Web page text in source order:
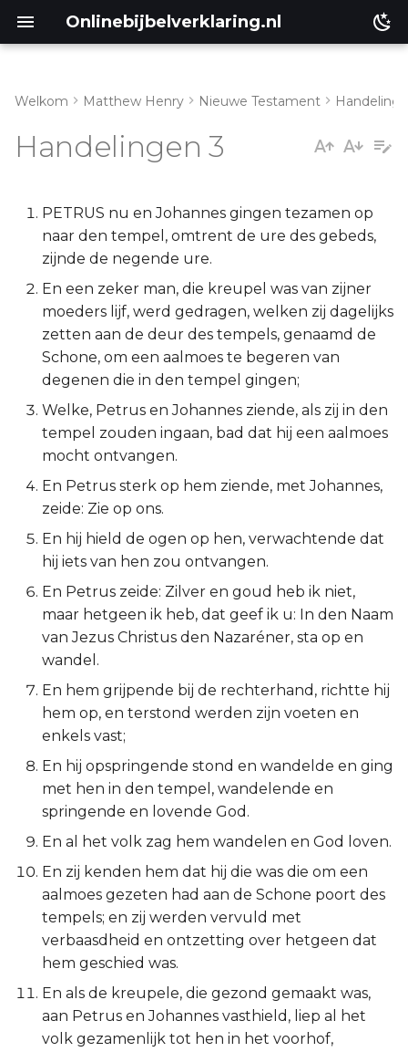
Onlinebijbelverklaring.nl
Leviticus
Numeri
Deuteronomium
Jozua
Richteren
Ruth
1 Samuël
1 Koningen
2 Koningen
1 Kronieken
2 Kronieken
Nehémia
Esther
Psalmen
Spreuken
Prediker
Handelingen 3:12-26
Welkom Matthew Henry Nieuwe Testament
Handelingen 3
PETRUS nu en Johannes gingen tezamen op
naar den tempel, omtrent de ure des gebeds,
zijnde de negende ure.
En een zeker man, die kreupel was van zijner
moeders lijf, werd gedragen, welken zij dagelijks
zetten aan de deur des tempels, genaamd de
Schone, om een aalmoes te begeren van
degenen die in den tempel gingen;
Welke, Petrus en Johannes ziende, als zij in den
tempel zouden ingaan, bad dat hij een aalmoes
mocht ontvangen.
En Petrus sterk op hem ziende, met Johannes,
zeide: Zie op ons.
En hij hield de ogen op hen, verwachtende dat
hij iets van hen zou ontvangen.
En Petrus zeide: Zilver en goud heb ik niet,
maar hetgeen ik heb, dat geef ik u: In den Naam
van Jezus Christus den Nazaréner, sta op en
wandel.
En hem grijpende bij de rechterhand, richtte hij
hem op, en terstond werden zijn voeten en
enkels vast;
En hij opspringende stond en wandelde en ging
met hen in den tempel, wandelende en
springende en lovende God.
En al het volk zag hem wandelen en God loven.
En zij kenden hem dat hij die was die om een
aalmoes gezeten had aan de Schone poort des
tempels; en zij werden vervuld met
verbaasdheid en ontzetting over hetgeen dat
hem geschied was.
En als de kreupele, die gezond gemaakt was,
aan Petrus en Johannes vasthield, liep al het
volk gezamenlijk tot hen in het voorhof,